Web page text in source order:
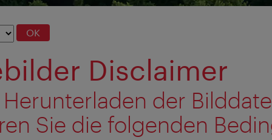
OK
Disclaimer
der
Sie die folgenden